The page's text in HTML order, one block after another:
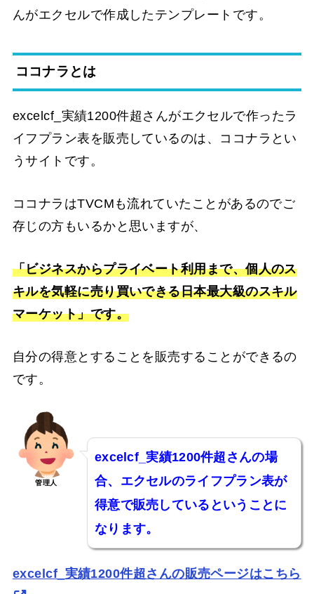
んがエクセルで作成したテンプレートです。
ココナラとは
excelcf_実績1200件超さんがエクセルで作ったラ
イフプラン表を販売しているのは、ココナラとい
うサイトです。
ココナラはTVCMも流れていたことがあるのでご
存じの方もいるかと思いますが、
「ビジネスからプライベート利用まで、個人のス
キルを気軽に売り買いできる日本最大級のスキル
マーケット」です。
自分の得意とすることを販売することができるの
です。
管理人
excelcf_実績1200件超さんの場
合、エクセルのライフプラン表が
得意で販売しているということに
なります。
excelcf_実績1200件超さんの販売ページはこちら